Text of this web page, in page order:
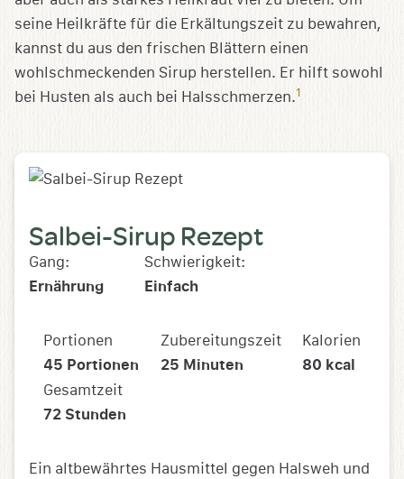
seine Heilkräfte für die Erkältungszeit zu bewahren,
kannst du aus den frischen Blättern einen
wohlschmeckenden Sirup herstellen. Er hilft sowohl
bei Husten als auch bei Halsschmerzen.1
Salbei-Sirup Rezept
Gang:
Ernährung
Schwierigkeit:
Einfach
Portionen
45 Portionen
Zubereitungszeit
25 Minuten
Kalorien
80 kcal
Gesamtzeit
72 Stunden
Ein altbewährtes Hausmittel gegen Halsweh und